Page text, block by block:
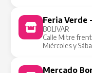
Feria Verde
BOLIVAR
Calle Mitre
Miércoles y
Mercado